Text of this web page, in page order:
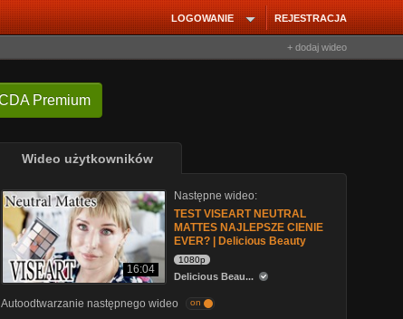
REJESTRACJA
LOGOWANIE
+ dodaj wideo
Premium
Wideo użytkowników
16:04
Następne wideo:
TEST VISEART NEUTRAL
MATTES NAJLEPSZE CIENIE
EVER? | Delicious Beauty
1080p
Delicious Beau...
Autoodtwarzanie następnego wideo on